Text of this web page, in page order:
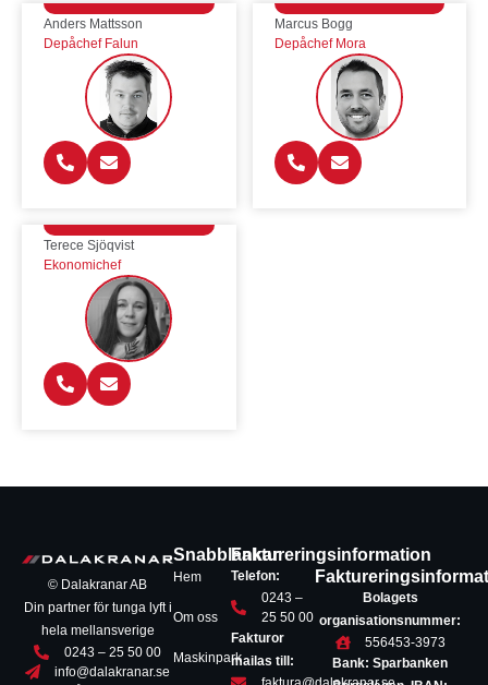
Anders Mattsson
Depåchef Falun
Marcus Bogg
Depåchef Mora
Terece Sjöqvist
Ekonomichef
© Dalakranar AB
Din partner för tunga lyft i
hela mellansverige
0243 – 25 50 00
info@dalakranar.se
Snabblänkar
Hem
Om oss
Maskinpark
Faktureringsinformation
Telefon:
0243 –
25 50 00
Fakturor
mailas till:
Bolagets
organisationsnummer:
556453-3973
Bank: Sparbanken